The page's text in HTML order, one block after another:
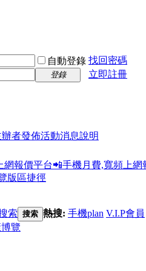
自動登錄 找回密碼
登錄
立即註冊
辦者發佈活動消息說明
網報價平台📲手機月費,寬頻上網
版區捷徑
索 搜索 熱搜: 手機plan V.I.P會員
覽